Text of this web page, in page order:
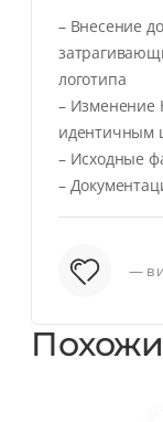
– Внесение
логотипа
– Изменение
идентичным
– Исходные
–
— в